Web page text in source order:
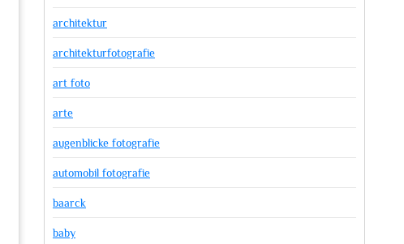
architektur
architekturfotografie
art foto
arte
augenblicke fotografie
automobil fotografie
baarck
baby